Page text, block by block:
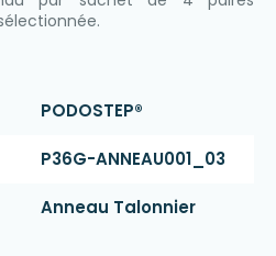
PODOSTEP®
P36G-ANNEAU001_03
Anneau Talonnier